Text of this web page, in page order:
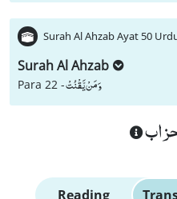
Surah Al Ahzab Ayat 50
Surah Al Ahzab
Para 22 -وَ مَنْ یَّقْنُتْ
Reading